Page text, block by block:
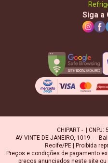
Siga a
CHIPART - |
AV VINTE DE JANEIRO, 1019 - -
Recife/PE | Proibida
Preços e condições de pagamento
preços anunciados neste site